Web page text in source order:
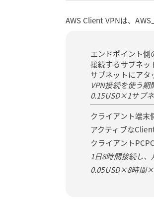
AWS Client VPNは、
エンドポイント側
接続するサブネッ
サブネットにアタ
VPN接続を使う
0.15USD×1サブ
クライアント端末
アクティブな
クライアント
1日8時間接続し
0.05USD×8時間